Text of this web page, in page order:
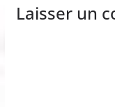
Laisser un